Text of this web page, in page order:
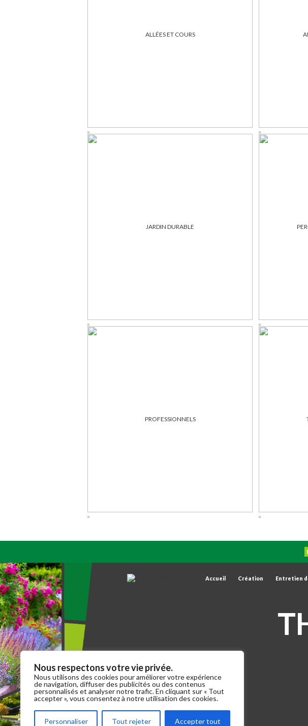
Nous respectons votre vie privée.
Nous utilisons des cookies pour améliorer votre expérience
de navigation, diffuser des publicités ou des contenus
personnalisés et analyser notre trafic. En cliquant sur « Tout
accepter », vous consentez à notre utilisation des cookies.
Personnaliser Tout rejeter Accepter tout
ALLÉES ET COURS
JARDIN DURABLE
PROFESSIONNELS
Accueil Création Entretien